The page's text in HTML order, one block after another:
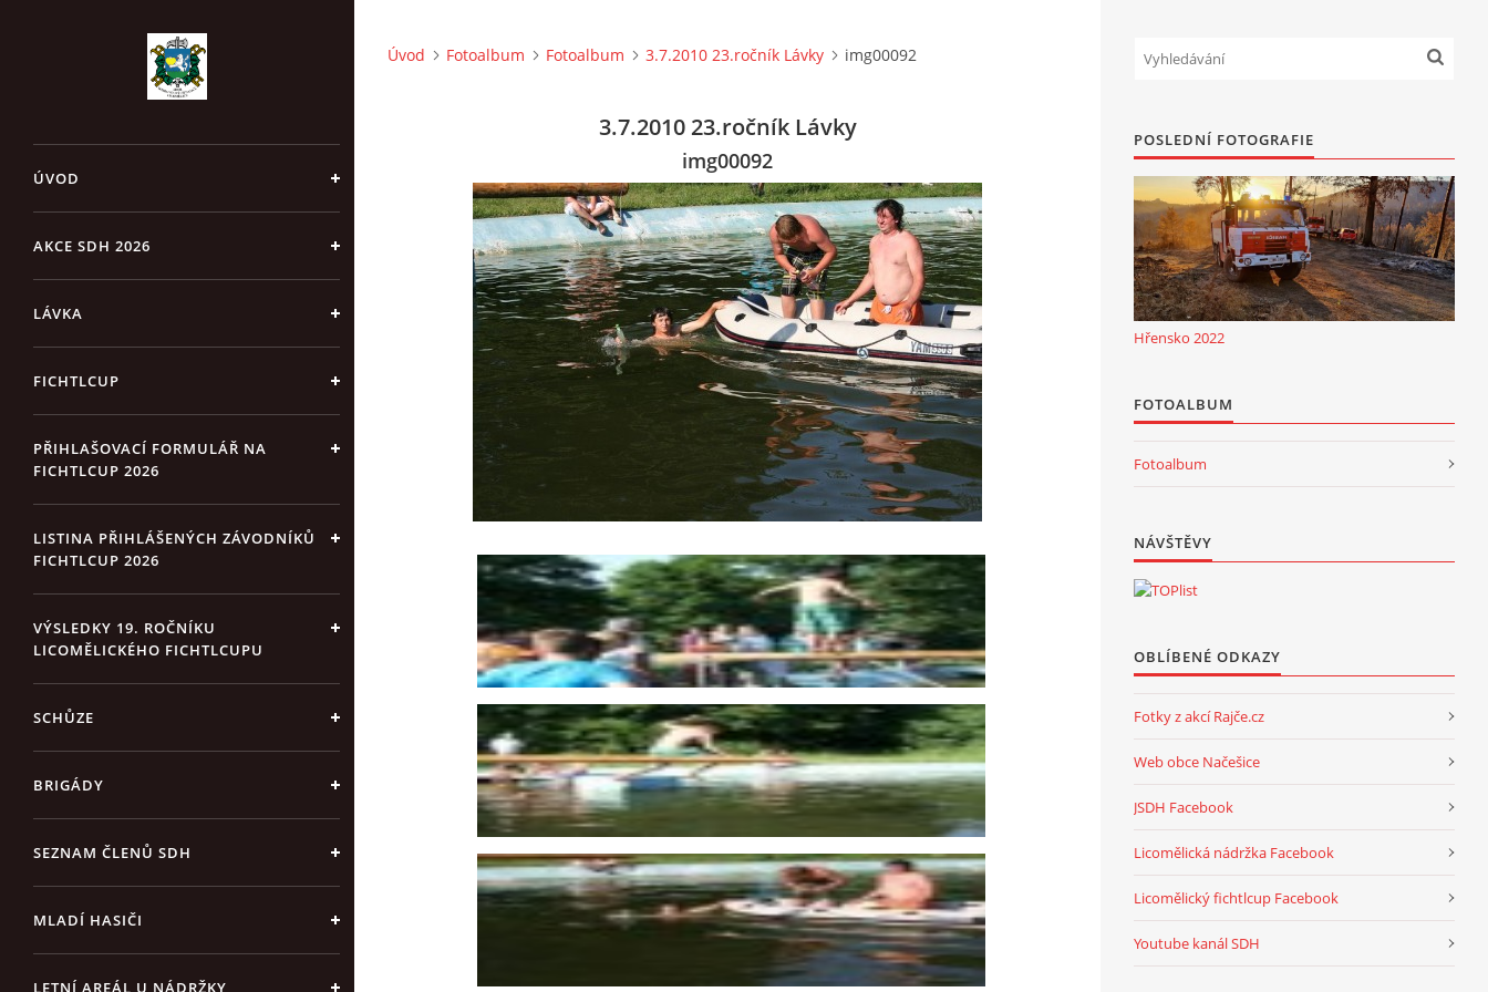
ÚVOD
AKCE SDH 2026
LÁVKA
FICHTLCUP
PŘIHLAŠOVACÍ FORMULÁŘ NA
FICHTLCUP 2026
LISTINA PŘIHLÁŠENÝCH ZÁVODNÍKŮ
FICHTLCUP 2026
VÝSLEDKY 19. ROČNÍKU
LICOMĚLICKÉHO FICHTLCUPU
SCHŮZE
BRIGÁDY
SEZNAM ČLENŮ SDH
MLADÍ HASIČI
LETNÍ AREÁL U NÁDRŽKY
Úvod Fotoalbum Fotoalbum 3.7.2010 23.ročník Lávky img00092
3.7.2010 23.ročník Lávky
img00092
POSLEDNÍ FOTOGRAFIE
Hřensko 2022
FOTOALBUM
Fotoalbum
NÁVŠTĚVY
OBLÍBENÉ ODKAZY
Fotky z akcí Rajče.cz
Web obce Načešice
JSDH Facebook
Licomělická nádržka Facebook
Licomělický fichtlcup Facebook
Youtube kanál SDH